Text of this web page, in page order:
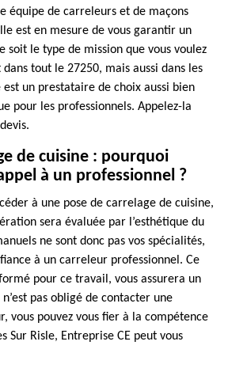
équipe de carreleurs et de maçons
est en mesure de vous garantir un
soit le type de mission que vous voulez
tout le 27250, mais aussi dans les
un prestataire de choix aussi bien
pour les professionnels. Appelez-la
de cuisine : pourquoi
à un professionnel ?
à une pose de carrelage de cuisine,
sera évaluée par l’esthétique du
ne sont donc pas vos spécialités,
à un carreleur professionnel. Ce
pour ce travail, vous assurera un
pas obligé de contacter une
vous pouvez vous fier à la compétence
Sur Risle, Entreprise CE peut vous